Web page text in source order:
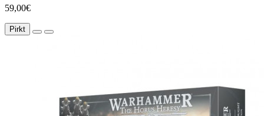
59,00€
Pirkt